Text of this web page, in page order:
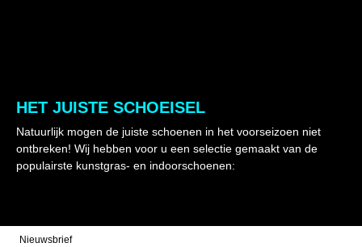
HET JUISTE SCHOEISEL
Natuurlijk mogen de juiste schoenen in het voorseizoen niet
ontbreken! Wij hebben voor u een selectie gemaakt van de
populairste kunstgras- en indoorschoenen:
Nieuwsbrief